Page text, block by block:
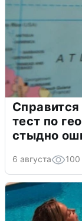
тест по
стыдно
6 августа 100